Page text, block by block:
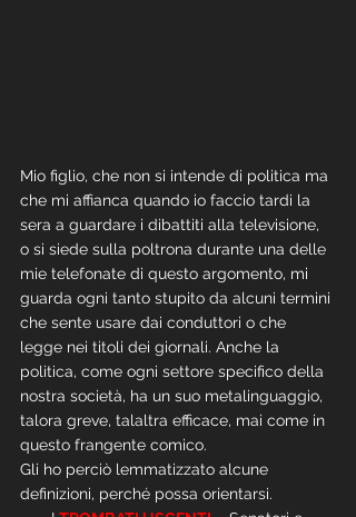
Mio figlio, che non si intende di politica ma
che mi affianca quando io faccio tardi la
sera a guardare i dibattiti alla televisione,
o si siede sulla poltrona durante una delle
mie telefonate di questo argomento, mi
guarda ogni tanto stupito da alcuni termini
che sente usare dai conduttori o che
legge nei titoli dei giornali. Anche la
politica, come ogni settore specifico della
nostra società, ha un suo metalinguaggio,
talora greve, talaltra efficace, mai come in
questo frangente comico.
Gli ho perciò lemmatizzato alcune
definizioni, perché possa orientarsi.